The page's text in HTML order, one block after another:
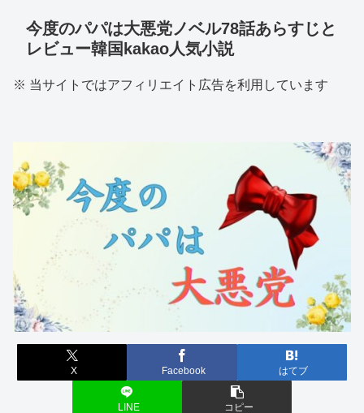
今度のパパは大悪党ノベル78話あらすじと
レビュー韓国kakao人気小説
※ 当サイトではアフィリエイト広告を利用しています
X Facebook はてブ
LINE コピー